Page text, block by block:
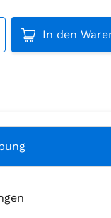
Produkt
In den